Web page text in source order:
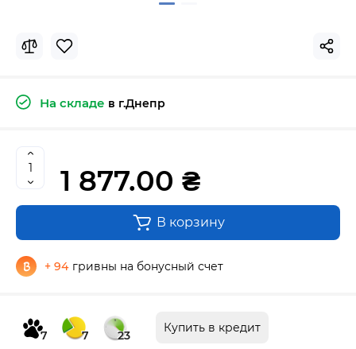
На складе в г.Днепр
1 877.00 ₴
В корзину
+ 94 гривны на бонусный счет
7 7 23
Купить в кредит